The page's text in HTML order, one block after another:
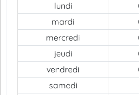
lundi
mardi
mercredi
jeudi
vendredi
samedi